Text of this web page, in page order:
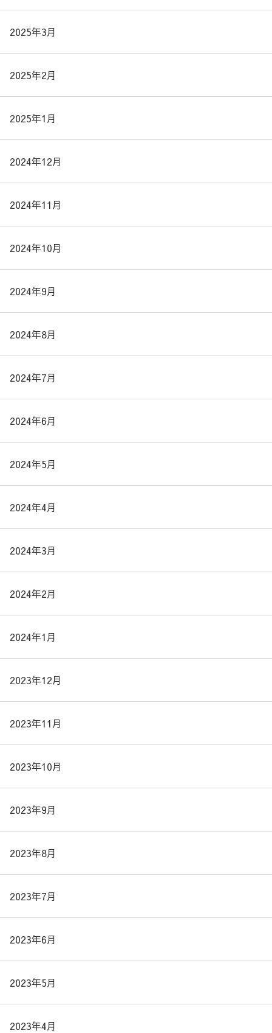
2025年3月
2025年2月
2025年1月
2024年12月
2024年11月
2024年10月
2024年9月
2024年8月
2024年7月
2024年6月
2024年5月
2024年4月
2024年3月
2024年2月
2024年1月
2023年12月
2023年11月
2023年10月
2023年9月
2023年8月
2023年7月
2023年6月
2023年5月
2023年4月